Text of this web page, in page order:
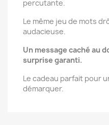
percutante.
Le même jeu de mots
audacieuse.
Un message caché au
surprise garanti.
Le cadeau parfait pour
démarquer.